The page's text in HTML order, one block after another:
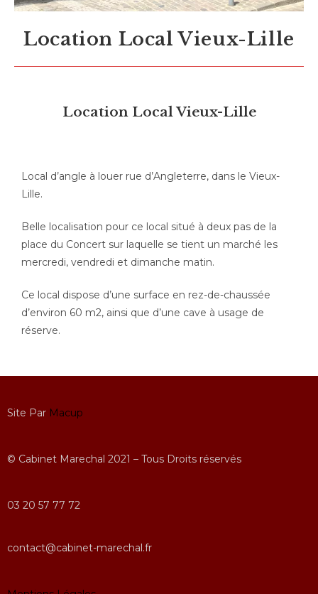
Location Local Vieux-Lille
Location Local Vieux-Lille
Local d’angle à louer rue d’Angleterre, dans le Vieux-
Lille.
Belle localisation pour ce local situé à deux pas de la
place du Concert sur laquelle se tient un marché les
mercredi, vendredi et dimanche matin.
Ce local dispose d’une surface en rez-de-chaussée
d’environ 60 m2, ainsi que d’une cave à usage de
réserve.
Site Par Macup
© Cabinet Marechal 2021 – Tous Droits réservés
03 20 57 77 72
contact@cabinet-marechal.fr